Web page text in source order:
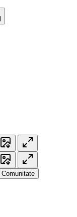
Comunitate